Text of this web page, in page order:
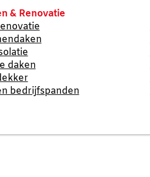
& Renovatie
daken
bedrijfspanden